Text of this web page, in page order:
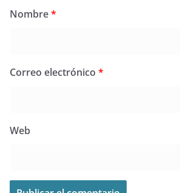
Nombre*
Correo electrónico *
Web